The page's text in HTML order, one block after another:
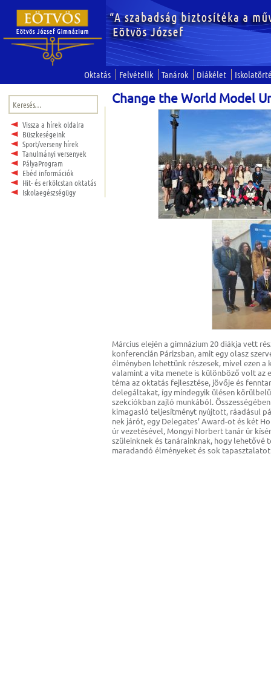
Oktatás Felvételik Tanárok Diákélet
Keresés:
Vissza a hírek oldalra
Büszkeségeink
Sport/verseny hírek
Tanulmányi versenyek
PályaProgram
Ebéd információk
Hit- és erkölcstan oktatás
Iskolaegészségügy
Change the World Model
Március elején a gimnázium 20 diákja vett
konferencián Párizsban, amit egy olasz
élményben lehettünk részesek, mivel ezen
valamint a vita menete is különböző volt
téma az oktatás fejlesztése, jövője és
delegáltakat, így mindegyik ülésen
szekciókban zajló munkából.
kimagasló teljesítményt nyújtott, ráadásul
nek járót, egy Delegates’ Award-ot és két
úr vezetésével, Mongyi Norbert tanár úr
szüleinknek és tanárainknak, hogy
maradandó élményeket és sok